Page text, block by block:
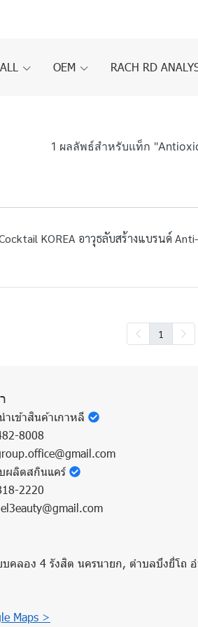
OEM RACH RD
1 ผลลัพธ์สำหรับแท็ก
KOREA อาวุธลับสร้างแบรนด์
1
ำเข้าสินค้าเกาหลี
8008
ผลิตสกินแคร์
2220
บคลอง 4 รังสิต นครนายก, ตำบลบึงยี่โถ
Maps >